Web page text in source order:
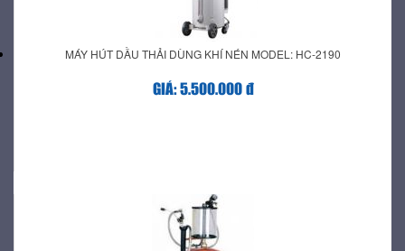
MÁY HÚT DẦU THẢI DÙNG KHÍ NÉN MODEL: HC-2190
GIÁ: 5.500.000 đ